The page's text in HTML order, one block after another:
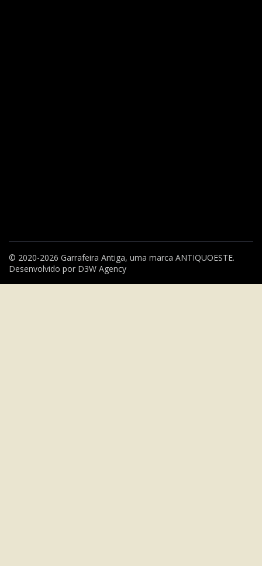
© 2020-2026 Garrafeira Antiga, uma marca ANTIQUOESTE.
Desenvolvido por D3W Agency